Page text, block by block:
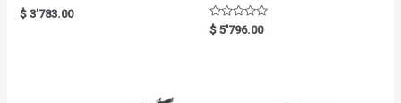
R
a
$ 3'783.00
R
a
$ 5'796.00